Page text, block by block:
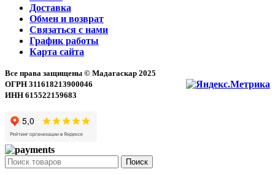
Доставка
Обмен и возврат
Связаться с нами
График работы
Карта сайта
Все права защищены © Мадагаскар 2025
ОГРН 311618213900046
ИНН 615522159683
Поиск